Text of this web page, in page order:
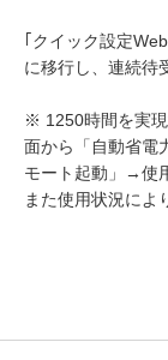
｢クイック設定
に移行し、連続待
※ 1250時間を実
面から「自動省電
モート起動」→使
また使用状況によ